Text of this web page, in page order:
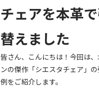
チェアを本革
替えました
皆さん、こんにちは！今回は
ンの傑作「シエスタチェア」
例をご紹介します。